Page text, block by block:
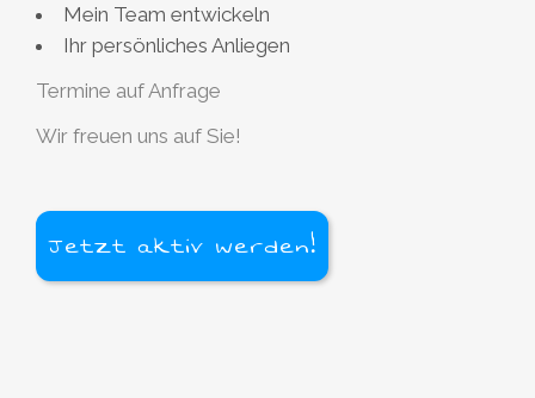
Mein Team entwickeln
Ihr persönliches Anliegen
Termine auf Anfrage
Wir freuen uns auf Sie!
Jetzt aktiv werden!